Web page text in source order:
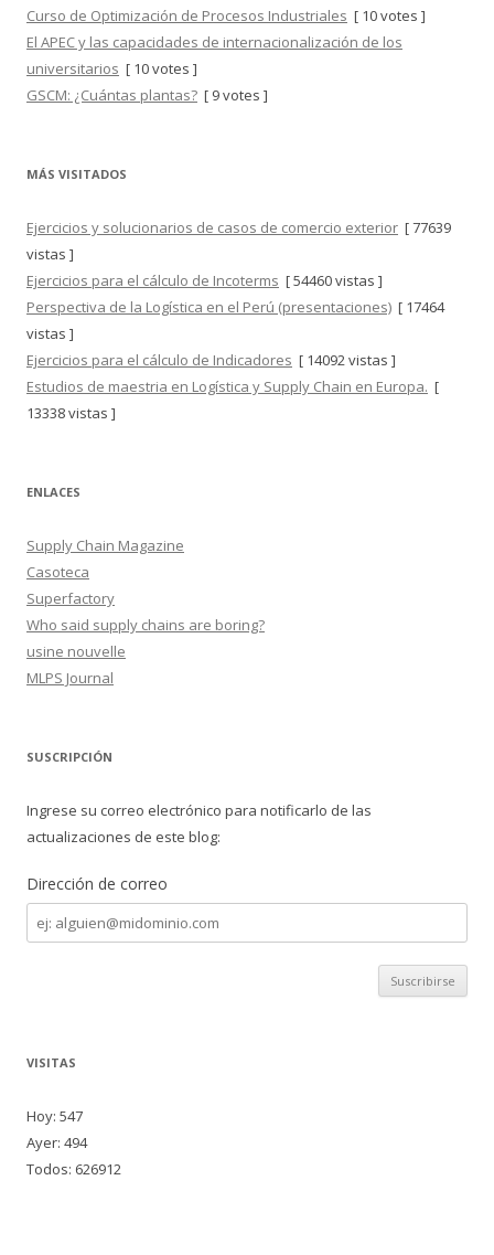
Curso de Optimización de Procesos Industriales [ 10 votes ]
El APEC y las capacidades de internacionalización de los
universitarios [ 10 votes ]
GSCM: ¿Cuántas plantas? [ 9 votes ]
MÁS VISITADOS
Ejercicios y solucionarios de casos de comercio exterior [ 77639
vistas ]
Ejercicios para el cálculo de Incoterms [ 54460 vistas ]
Perspectiva de la Logística en el Perú (presentaciones) [ 17464
vistas ]
Ejercicios para el cálculo de Indicadores [ 14092 vistas ]
Estudios de maestria en Logística y Supply Chain en Europa. [
13338 vistas ]
ENLACES
Supply Chain Magazine
Casoteca
Superfactory
Who said supply chains are boring?
usine nouvelle
MLPS Journal
SUSCRIPCIÓN
Ingrese su correo electrónico para notificarlo de las
actualizaciones de este blog:
Dirección de correo
Dirección
de
correo
VISITAS
Hoy: 547
Ayer: 494
Todos: 626912